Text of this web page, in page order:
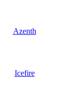
Azenth
Icefire